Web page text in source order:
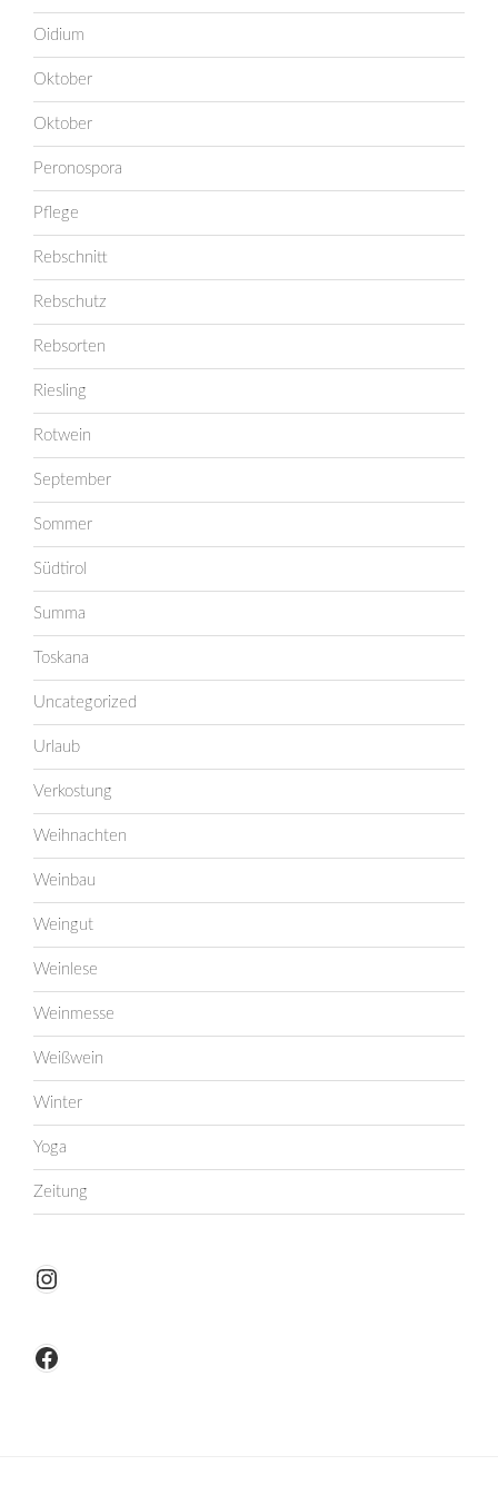
Oidium
Oktober
Oktober
Peronospora
Pflege
Rebschnitt
Rebschutz
Rebsorten
Riesling
Rotwein
September
Sommer
Südtirol
Summa
Toskana
Uncategorized
Urlaub
Verkostung
Weihnachten
Weinbau
Weingut
Weinlese
Weinmesse
Weißwein
Winter
Yoga
Zeitung
Instagram
Facebook